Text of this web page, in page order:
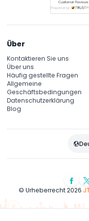
Über
Kontaktieren Sie uns
Über uns
Häufig gestellte Fragen
Allgemeine
Geschäftsbedingungen
Datenschutzerklärung
Blog
© Urheberrecht 2026